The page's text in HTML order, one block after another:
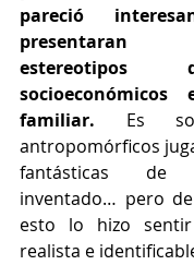
pareció
presentaran
estereotipos
familiar. Es
antropomórficos
fantásticas
inventado… pero
esto lo hizo
realista e